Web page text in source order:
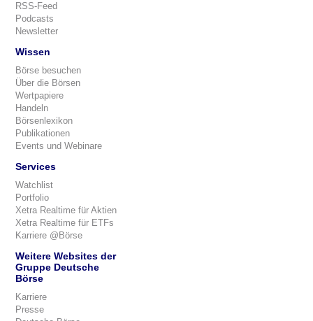
RSS-Feed
Podcasts
Newsletter
Wissen
Börse besuchen
Über die Börsen
Wertpapiere
Handeln
Börsenlexikon
Publikationen
Events und Webinare
Services
Watchlist
Portfolio
Xetra Realtime für Aktien
Xetra Realtime für ETFs
Karriere @Börse
Weitere Websites der
Gruppe Deutsche
Börse
Karriere
Presse